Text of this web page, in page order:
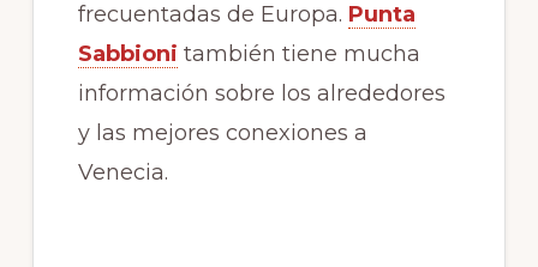
frecuentadas de Europa. Punta
Sabbioni también tiene mucha
información sobre los alrededores
y las mejores conexiones a
Venecia.